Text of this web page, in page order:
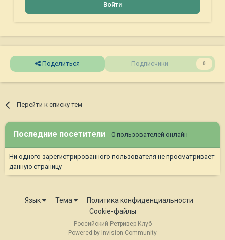
Войти
Поделиться Подписчики 0
Перейти к списку тем
Последние посетители 0 пользователей онлайн
Ни одного зарегистрированного пользователя не просматривает
данную страницу
Язык Тема
Политика конфиденциальности
Cookie-файлы
Российский Ретривер Клуб
Powered by Invision Community